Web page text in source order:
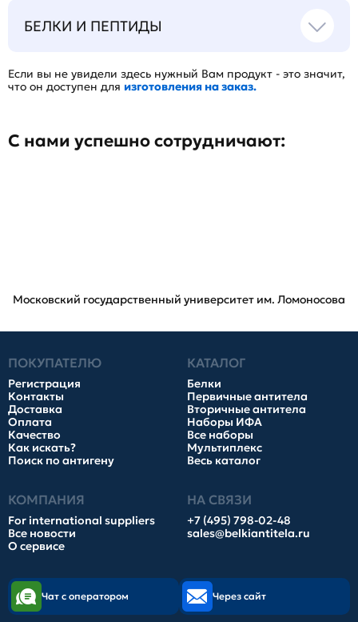
БЕЛКИ И ПЕПТИДЫ
Если вы не увидели здесь нужный Вам продукт - это значит,
что он доступен для изготовления на заказ.
С нами успешно сотрудничают:
Московский государственный университет им. Ломоносова
ПОКУПАТЕЛЮ
Регистрация
Контакты
Доставка
Оплата
Качество
Как искать?
Поиск по антигену
КАТАЛОГ
Белки
Первичные антитела
Вторичные антитела
Наборы ИФА
Все наборы
Мультиплекс
Весь каталог
КОМПАНИЯ
For international suppliers
Все новости
О сервисе
НА СВЯЗИ
+7 (495) 798-02-48
sales@belkiantitela.ru
Чат с оператором Через сайт